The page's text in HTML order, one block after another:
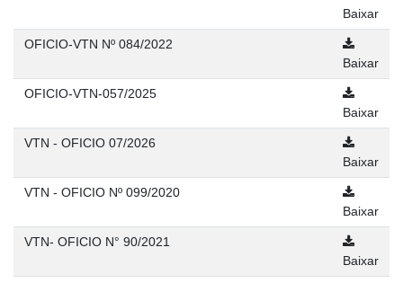
Baixar
OFICIO-VTN Nº 084/2022
Baixar
OFICIO-VTN-057/2025
Baixar
VTN - OFICIO 07/2026
Baixar
VTN - OFICIO Nº 099/2020
Baixar
VTN- OFICIO N° 90/2021
Baixar